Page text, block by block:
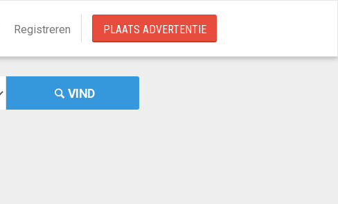
Registreren PLAATS ADVERTENTIE
VIND